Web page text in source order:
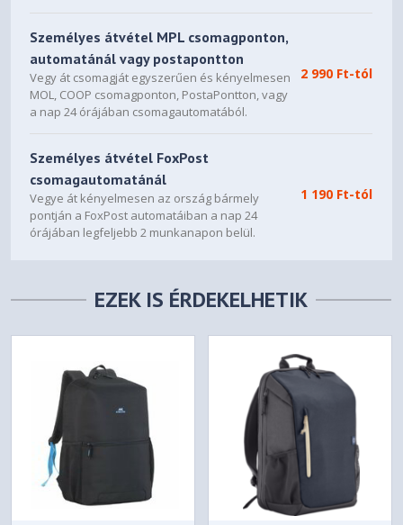
Személyes átvétel MPL csomagponton,
automatánál vagy postapontton
Vegy át csomagját egyszerűen és kényelmesen
MOL, COOP csomagponton, PostaPontton, vagy
a nap 24 órájában csomagautomatából.
2 990 Ft-tól
Személyes átvétel FoxPost
csomagautomatánál
Vegye át kényelmesen az ország bármely
pontján a FoxPost automatáiban a nap 24
órájában legfeljebb 2 munkanapon belül.
1 190 Ft-tól
EZEK IS ÉRDEKELHETIK